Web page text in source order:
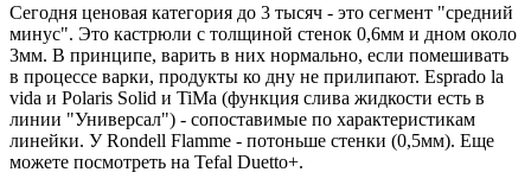
Сегодня ценовая категория до 3 тысяч - это сегмент "средний
минус". Это кастрюли с толщиной стенок 0,6мм и дном около
3мм. В принципе, варить в них нормально, если помешивать
в процессе варки, продукты ко дну не прилипают. Esprado la
vida и Polaris Solid и TiMa (функция слива жидкости есть в
линии "Универсал") - сопоставимые по характеристикам
линейки. У Rondell Flamme - потоньше стенки (0,5мм). Еще
можете посмотреть на Tefal Duetto+.